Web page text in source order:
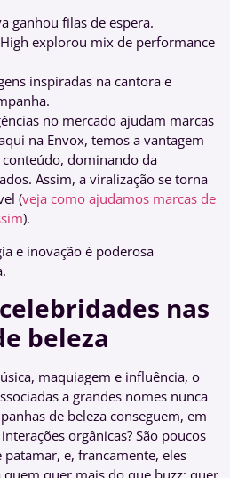
ganhou filas de espera.
explorou mix de performance
inspiradas na cantora e
no mercado ajudam marcas
na Envox, temos a vantagem
dominando da
Assim, a viralização se torna
(veja como ajudamos marcas de
).
e inovação é poderosa
nas
beleza
maquiagem e influência, o
a grandes nomes nunca
de beleza conseguem, em
orgânicas? São poucos
patamar, e, francamente, eles